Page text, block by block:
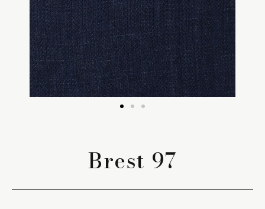
Brest 97
THE FABRICS
The season Fall/Winter
The season Spring/Summer
bunch
SUSTAINABILITY